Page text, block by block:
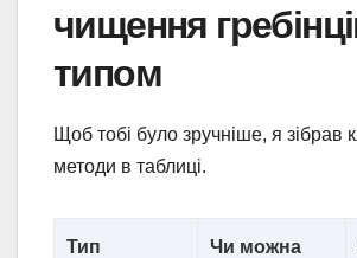
чищення
типом
Щоб тобі було зручніше, я зібрав
методи в таблиці.
Тип
Чи можна